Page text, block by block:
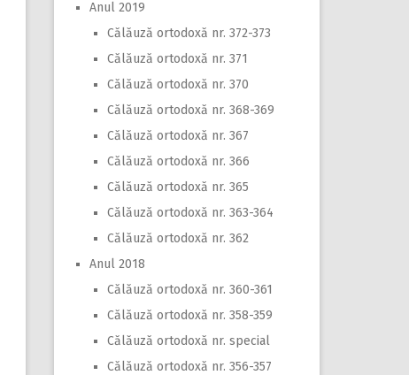
Anul 2019
Călăuză ortodoxă nr. 372-373
Călăuză ortodoxă nr. 371
Călăuză ortodoxă nr. 370
Călăuză ortodoxă nr. 368-369
Călăuză ortodoxă nr. 367
Călăuză ortodoxă nr. 366
Călăuză ortodoxă nr. 365
Călăuză ortodoxă nr. 363-364
Călăuză ortodoxă nr. 362
Anul 2018
Călăuză ortodoxă nr. 360-361
Călăuză ortodoxă nr. 358-359
Călăuză ortodoxă nr. special
Călăuză ortodoxă nr. 356-357